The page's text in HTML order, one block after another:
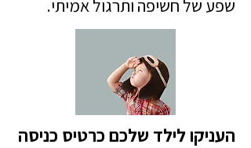
שפע של חשיפה ותרגול אמיתי.
העניקו לילד שלכם כרטיס כניסה